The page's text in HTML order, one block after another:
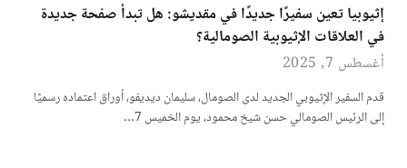
إثيوبيا تعين سفيرًا جديدًا في مقديشو: هل تبدأ صفحة جديدة
في العلاقات الإثيوبية الصومالية؟
أغسطس 7, 2025
قدم السفير الإثيوبي الجديد لدى الصومال، سليمان ديديفو، أوراق اعتماده رسميًا
إلى الرئيس الصومالي حسن شيخ محمود، يوم الخميس 7…